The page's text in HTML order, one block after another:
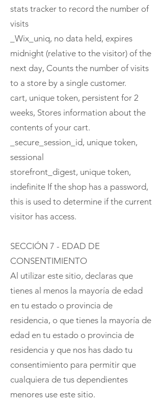
stats tracker to record the number of
visits
_Wix_uniq, no data held, expires
midnight (relative to the visitor) of the
next day, Counts the number of visits
to a store by a single customer.
cart, unique token, persistent for 2
weeks, Stores information about the
contents of your cart.
_secure_session_id, unique token,
sessional
storefront_digest, unique token,
indefinite If the shop has a password,
this is used to determine if the current
visitor has access.
SECCIÓN 7 - EDAD DE
CONSENTIMIENTO
Al utilizar este sitio, declaras que
tienes al menos la mayoría de edad
en tu estado o provincia de
residencia, o que tienes la mayoría de
edad en tu estado o provincia de
residencia y que nos has dado tu
consentimiento para permitir que
cualquiera de tus dependientes
menores use este sitio.